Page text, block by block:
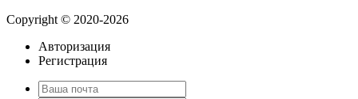
Copyright © 2020-2026
Авторизация
Регистрация